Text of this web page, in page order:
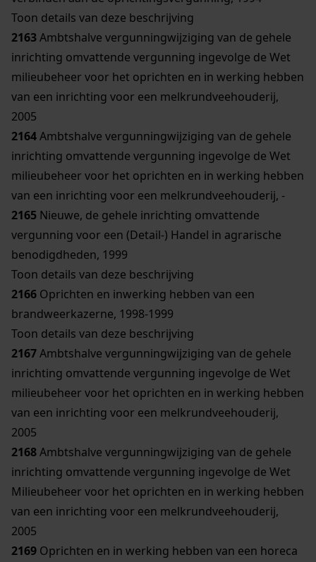
Toon details van deze beschrijving
2163Ambtshalve vergunningwijziging van de gehele
inrichting omvattende vergunning ingevolge de Wet
milieubeheer voor het oprichten en in werking hebben
van een inrichting voor een melkrundveehouderij,
2005
2164Ambtshalve vergunningwijziging van de gehele
inrichting omvattende vergunning ingevolge de Wet
milieubeheer voor het oprichten en in werking hebben
van een inrichting voor een melkrundveehouderij, -
2165 Nieuwe, de gehele inrichting omvattende
vergunning voor een (Detail-) Handel in agrarische
benodigdheden, 1999
Toon details van deze beschrijving
2166 Oprichten en inwerking hebben van een
brandweerkazerne, 1998-1999
Toon details van deze beschrijving
2167Ambtshalve vergunningwijziging van de gehele
inrichting omvattende vergunning ingevolge de Wet
milieubeheer voor het oprichten en in werking hebben
van een inrichting voor een melkrundveehouderij,
2005
2168Ambtshalve vergunningwijziging van de gehele
inrichting omvattende vergunning ingevolge de Wet
Milieubeheer voor het oprichten en in werking hebben
van een inrichting voor een melkrundveehouderij,
2005
2169 Oprichten en in werking hebben van een horeca